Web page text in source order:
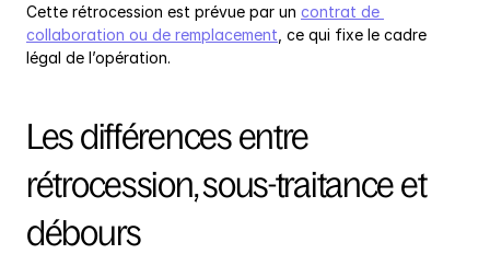
Cette rétrocession est prévue par un contrat de
collaboration ou de remplacement , ce qui fixe le cadre
légal de l’opération.
Les différences entre
rétrocession, sous-traitance et
débours